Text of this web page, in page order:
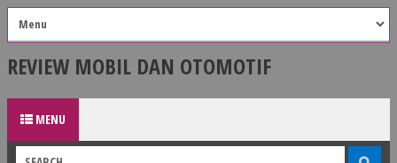
REVIEW MOBIL DAN OTOMOTIF
MENU